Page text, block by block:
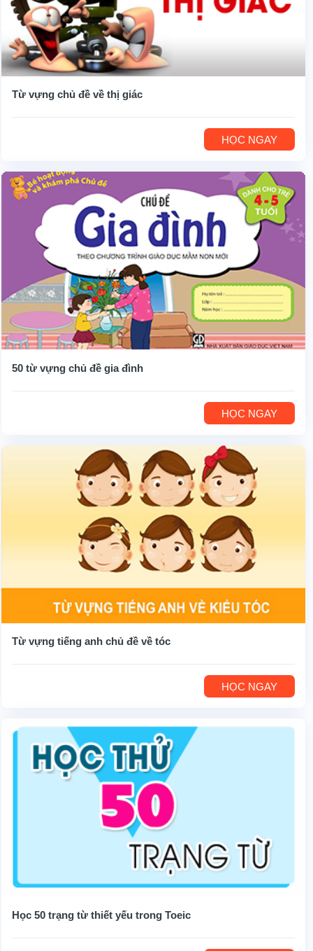
Từ vựng chủ đề về thị giác
HỌC NGAY
50 từ vựng chủ đề gia đình
HỌC NGAY
Từ vựng tiếng anh chủ đề về tóc
HỌC NGAY
Học 50 trạng từ thiết yếu trong Toeic